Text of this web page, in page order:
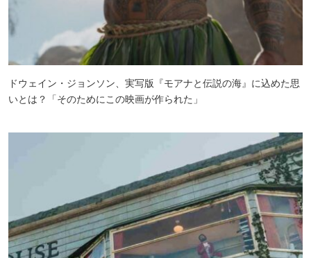
ドウェイン・ジョンソン、実写版『モアナと伝説の海』に込めた思
いとは？「そのためにこの映画が作られた」